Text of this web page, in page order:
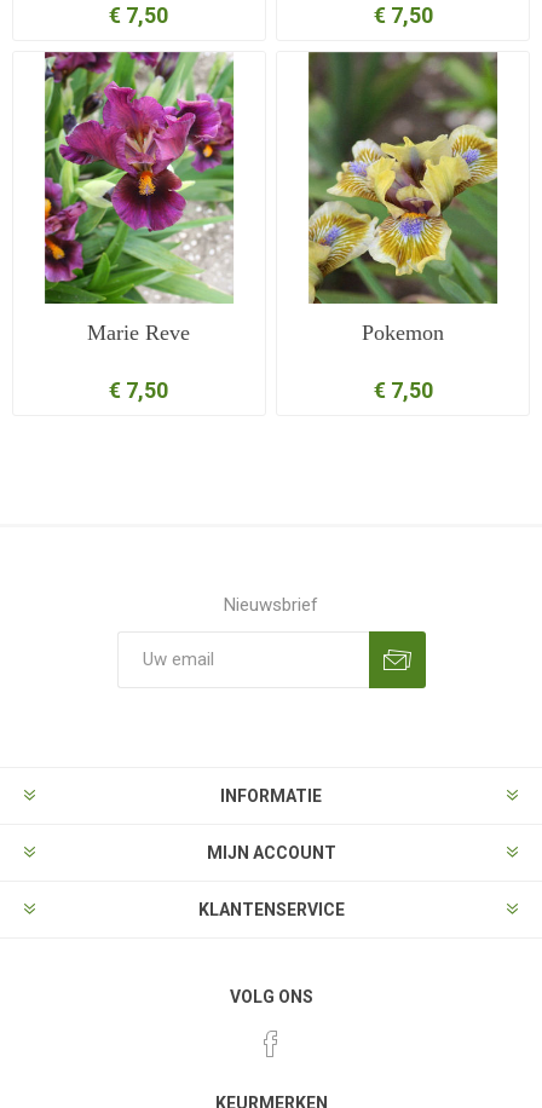
€ 7,50 € 7,50
Marie Reve
€ 7,50
Pokemon
€ 7,50
Nieuwsbrief
INFORMATIE
MIJN ACCOUNT
KLANTENSERVICE
VOLG ONS
KEURMERKEN